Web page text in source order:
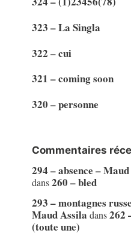
323 – La Singla
322 – cui
321 – coming soon
320 – personne
Commentaires
294 – absence –
dans260 – bled
293 – montagnes
Maud Assila dans262
(toute une)